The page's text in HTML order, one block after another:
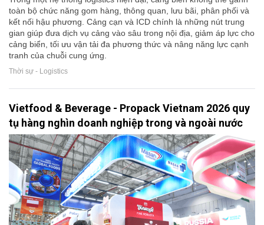
toàn bộ chức năng gom hàng, thông quan, lưu bãi, phân phối và
kết nối hậu phương. Cảng cạn và ICD chính là những nút trung
gian giúp đưa dịch vụ cảng vào sâu trong nội địa, giảm áp lực cho
cảng biển, tối ưu vận tải đa phương thức và nâng năng lực cạnh
tranh của chuỗi cung ứng.
Thời sự - Logistics
Vietfood & Beverage - Propack Vietnam 2026 quy
tụ hàng nghìn doanh nghiệp trong và ngoài nước